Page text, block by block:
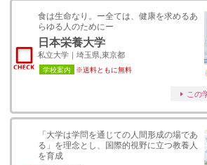
食は生命なり。ー全ては、健康を求めるあ
らゆる人のためにー
日本栄養大学
私立大学｜埼玉県,東京都
学校案内 ※送料ともに無料
この
「大学は学問を通じての人間形成の場であ
る」を理念とし、国際的視野に立つ教養人
を育成